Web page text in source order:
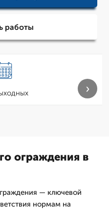
работы
›
ограждения в
— ключевой
нормам на